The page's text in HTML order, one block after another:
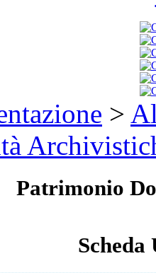
>
Patrimonio
Scheda